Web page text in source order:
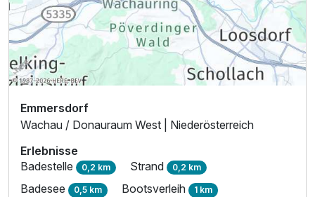
Emmersdorf
Wachau / Donauraum West | Niederösterreich
Erlebnisse
Badestelle 0,2 km Strand 0,2 km
Badesee 0,5 km Bootsverleih 1 km